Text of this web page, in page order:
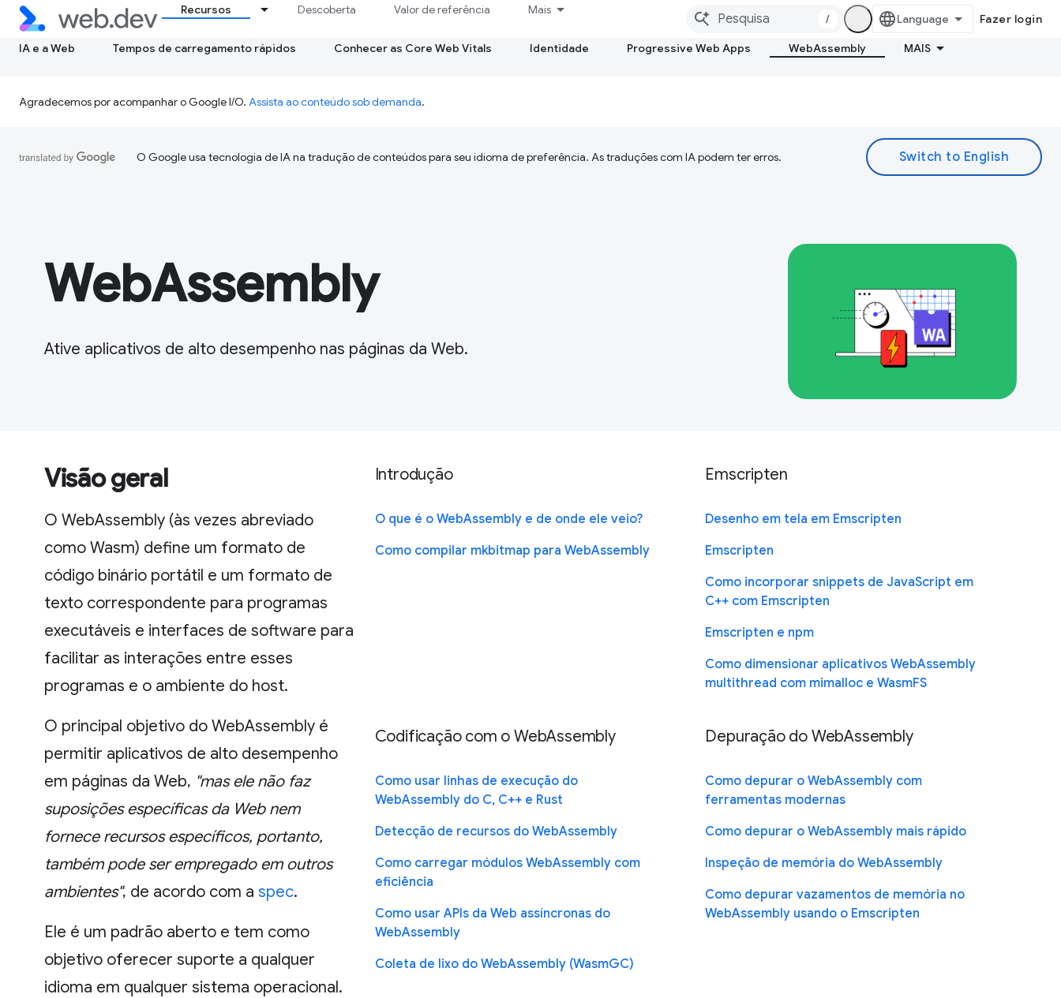
Recursos Descoberta Valor de referência Mais
/ Fazer login
IA e a Web Tempos de carregamento rápidos Conhecer as Core Web Vitals Identidade Progressive Web Apps WebAssembly MAIS
Agradecemos por acompanhar o Google I/O. Assista ao conteúdo sob demanda.
O Google usa tecnologia de IA na tradução de conteúdos para seu idioma de preferência. As traduções com IA podem ter erros.
WebAssembly
Ative aplicativos de alto desempenho nas páginas da Web.
Visão geral
O WebAssembly (às vezes abreviado
como Wasm) define um formato de
código binário portátil e um formato de
texto correspondente para programas
executáveis e interfaces de software para
facilitar as interações entre esses
programas e o ambiente do host.
O principal objetivo do WebAssembly é
permitir aplicativos de alto desempenho
em páginas da Web, "mas ele não faz
suposições específicas da Web nem
fornece recursos específicos, portanto,
também pode ser empregado em outros
ambientes", de acordo com a spec.
Ele é um padrão aberto e tem como
objetivo oferecer suporte a qualquer
idioma em qualquer sistema operacional.
Introdução
O que é o WebAssembly e de onde ele veio?
Como compilar mkbitmap para WebAssembly
Emscripten
Desenho em tela em Emscripten
Emscripten
Como incorporar snippets de JavaScript em
C++ com Emscripten
Emscripten e npm
Como dimensionar aplicativos WebAssembly
multithread com mimalloc e WasmFS
Codificação com o WebAssembly
Como usar linhas de execução do
WebAssembly do C, C++ e Rust
Detecção de recursos do WebAssembly
Como carregar módulos WebAssembly com
eficiência
Como usar APIs da Web assíncronas do
WebAssembly
Coleta de lixo do WebAssembly (WasmGC)
Depuração do WebAssembly
Como depurar o WebAssembly com
ferramentas modernas
Como depurar o WebAssembly mais rápido
Inspeção de memória do WebAssembly
Como depurar vazamentos de memória no
WebAssembly usando o Emscripten